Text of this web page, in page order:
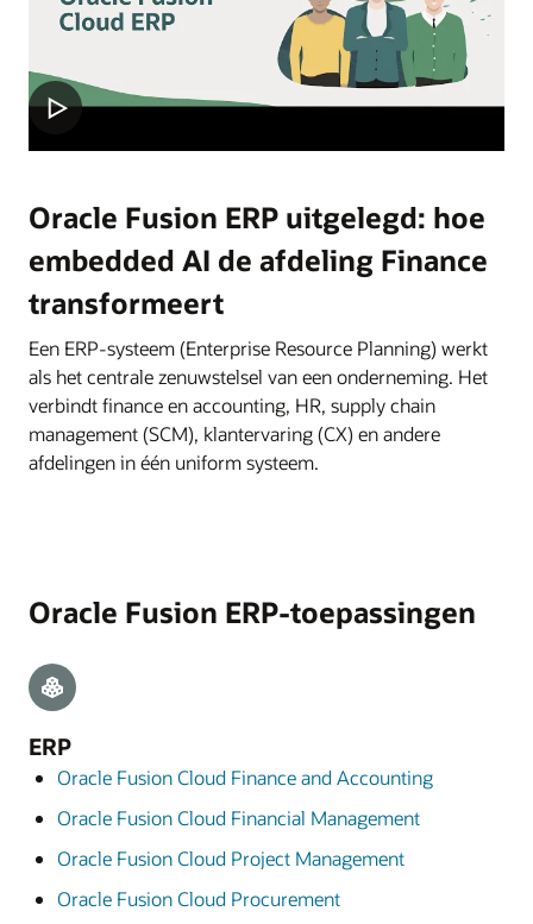
Oracle Fusion ERP uitgelegd: hoe
embedded AI de afdeling Finance
transformeert
Een ERP-systeem (Enterprise Resource Planning) werkt
als het centrale zenuwstelsel van een onderneming. Het
verbindt finance en accounting, HR, supply chain
management (SCM), klantervaring (CX) en andere
afdelingen in één uniform systeem.
Oracle Fusion ERP-toepassingen
ERP
Oracle Fusion Cloud Finance and Accounting
Oracle Fusion Cloud Financial Management
Oracle Fusion Cloud Project Management
Oracle Fusion Cloud Procurement